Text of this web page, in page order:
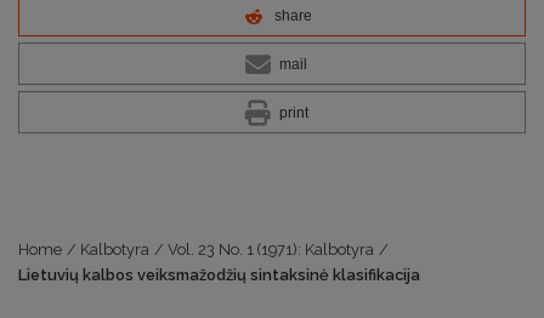
share
mail
print
Home / Kalbotyra / Vol. 23 No. 1 (1971): Kalbotyra /
Lietuvių kalbos veiksmažodžių sintaksinė klasifikacija